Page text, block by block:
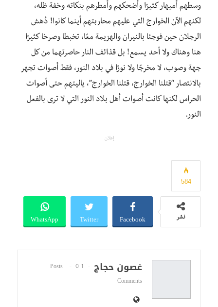
وسطهم أميهار كثيرًا وأضحكهم وأمطرهم بنكاته وخفة ظله،
لكنهم الآن الخوارج التي عليهم محاربتهم أينما كانوا! دُهش
الرجلان حين فوجئا بالنيران والهزيمة معًا، تخبطا وصرخا كثيرًا
هنا وهناك ولا أحد يسمع! بل قذائف النار حاصرتهما من كل
جهة وصوب، لا مخرجًا ولا نورًا في بلاد النور، فقط أصوات تجهر
بالانتصار “قتلنا الخوارج، قتلنا الخوارج”، ياليتهم حتى أصوات
الحراس لكنها كانت أصوات أهل بلاد النور التي لا ترى بالفعل
النور.
إعلان
584
نشر Facebook
Twitter
WhatsApp
غصون حجاج 1 Posts
0
Comments